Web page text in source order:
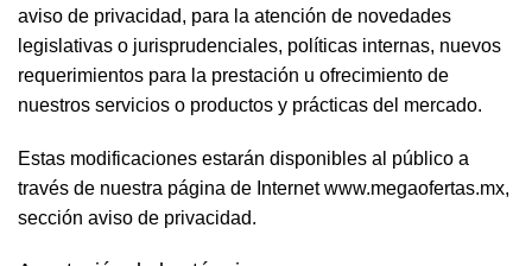
aviso de privacidad, para la atención de novedades
legislativas o jurisprudenciales, políticas internas, nuevos
requerimientos para la prestación u ofrecimiento de
nuestros servicios o productos y prácticas del mercado.
Estas modificaciones estarán disponibles al público a
través de nuestra página de Internet www.megaofertas.mx,
sección aviso de privacidad.